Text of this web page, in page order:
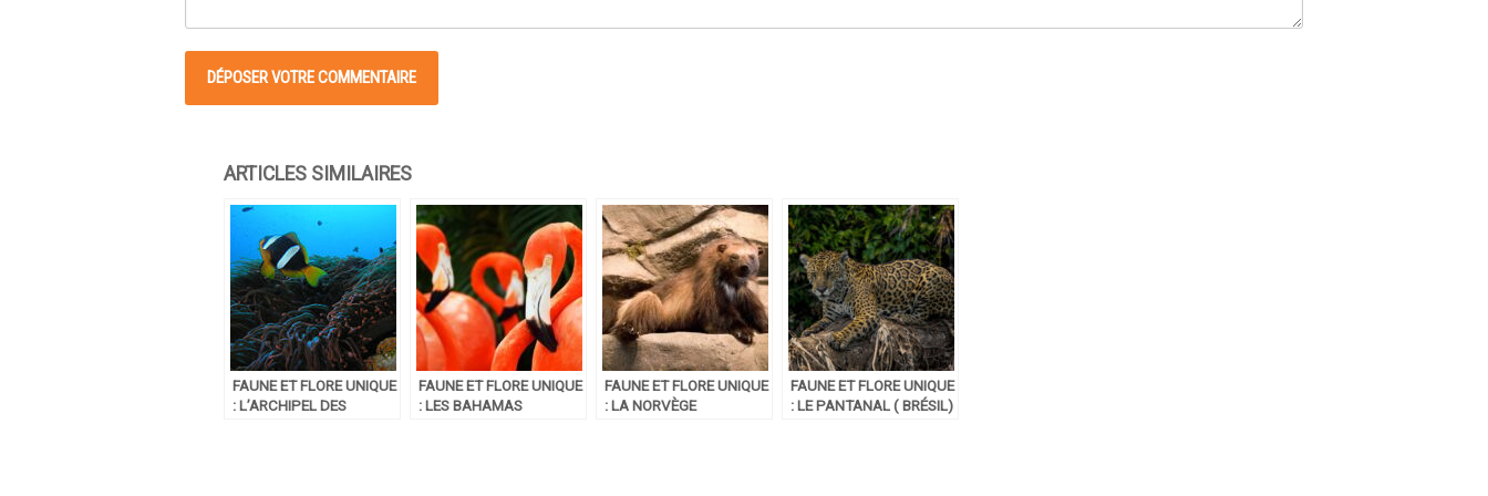
FAUNE ET FLORE UNIQUE
: L’ARCHIPEL DES
FAUNE ET FLORE UNIQUE
: LES BAHAMAS
FAUNE ET FLORE UNIQUE
: LA NORVÈGE
FAUNE ET FLORE UNIQUE
: LE PANTANAL ( BRÉSIL)